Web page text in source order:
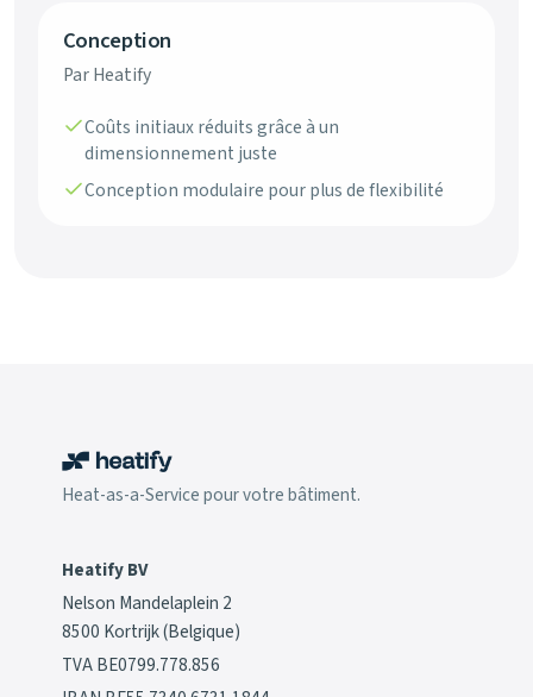
Conception
Par Heatify
Coûts initiaux réduits grâce à un
dimensionnement juste
Conception modulaire pour plus de flexibilité
Heat-as-a-Service pour votre bâtiment.
Heatify BV
Nelson Mandelaplein 2
8500 Kortrijk (Belgique)
TVA BE0799.778.856